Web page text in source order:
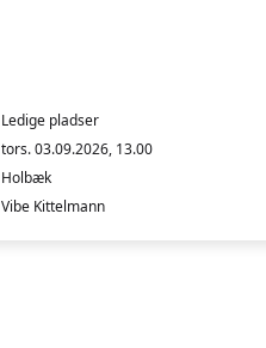
Ledige pladser
tors. 03.09.2026, 13.00
Holbæk
Vibe Kittelmann